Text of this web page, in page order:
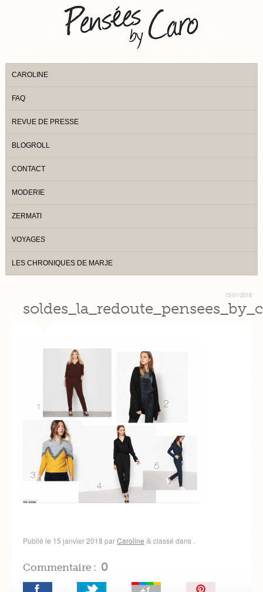
CAROLINE
FAQ
REVUE DE PRESSE
BLOGROLL
CONTACT
MODERIE
ZERMATI
VOYAGES
LES CHRONIQUES DE MARJE
15/01/2018
Publié le 15 janvier 2018 parCaroline &classé dans .
Commentaire : 0
Épingler!